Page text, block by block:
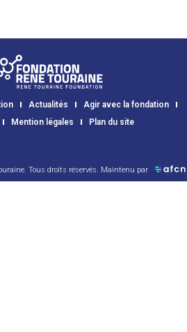
Actualités
Agir avec la fondation
Mention légales Plan du site
Tous droits réservés. Maintenu par